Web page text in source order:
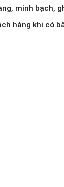
minh bạch,
hàng khi có